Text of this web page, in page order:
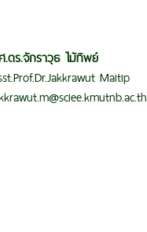
.ดร.จักราวุธ ไม้ทิพย์
Maitip